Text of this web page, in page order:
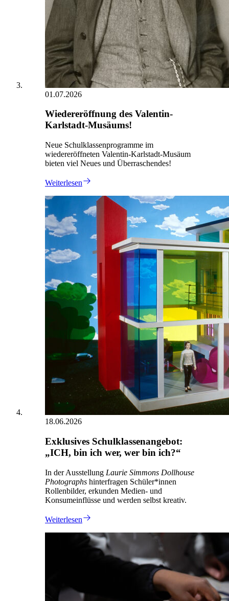
01.07.2026
Wiedereröffnung des Valentin-
Karlstadt-Musäums!
Neue Schulklassenprogramme im
wiedereröffneten Valentin-Karlstadt-Musäum
bieten viel Neues und Überraschendes!
Weiterlesen
18.06.2026
Exklusives Schulklassenangebot:
„ICH, bin ich wer, wer bin ich?“
In der Ausstellung Laurie Simmons Dollhouse
Photographs hinterfragen Schüler*innen
Rollenbilder, erkunden Medien- und
Konsumeinflüsse und werden selbst kreativ.
Weiterlesen